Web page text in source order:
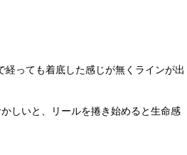
っても着底した感じが無くラインが出
しいと、リールを捲き始めると生命感